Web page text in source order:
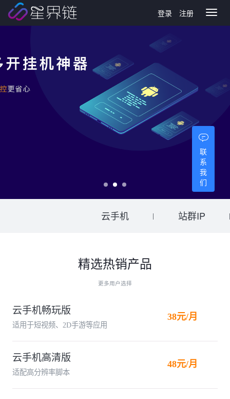
登录 注册
云手机 站群IP
精选热销产品
更多用户选择
云手机畅玩版
适用于短视频、2D手游等应用
38元/月
云手机高清版
适配高分辨率脚本
48元/月
联
系
我
们